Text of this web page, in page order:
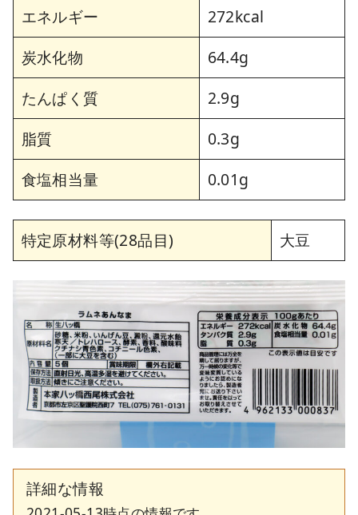
エネルギー
272kcal
炭水化物
64.4g
たんぱく質
2.9g
脂質
0.3g
食塩相当量
0.01g
特定原材料等(28品目) 大豆
詳細な情報